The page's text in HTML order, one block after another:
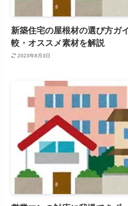
新築住宅の屋根材の選び方ガ
較・オススメ素材を解説
2023年8月3日